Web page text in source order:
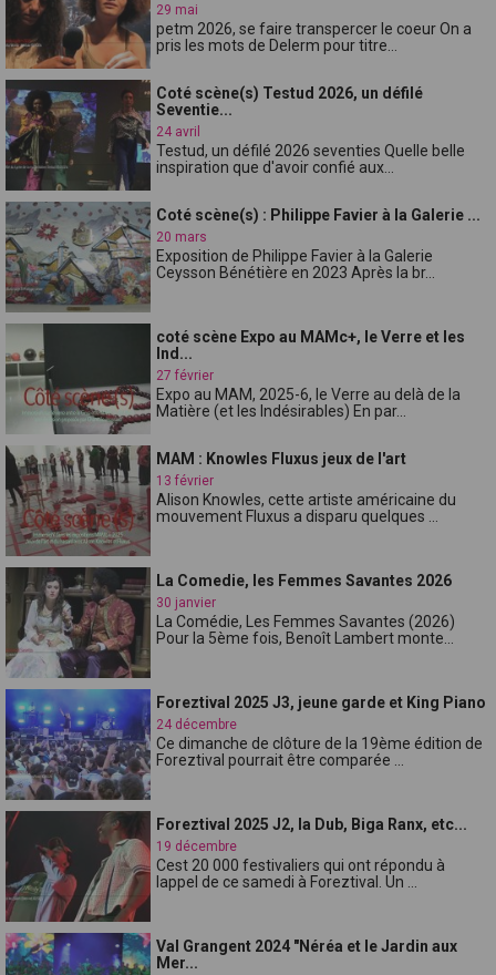
29 mai
petm 2026, se faire transpercer le coeur On a
pris les mots de Delerm pour titre...
Coté scène(s) Testud 2026, un défilé
Seventie...
24 avril
Testud, un défilé 2026 seventies Quelle belle
inspiration que d'avoir confié aux...
Coté scène(s) : Philippe Favier à la Galerie ...
20 mars
Exposition de Philippe Favier à la Galerie
Ceysson Bénétière en 2023 Après la br...
coté scène Expo au MAMc+, le Verre et les
Ind...
27 février
Expo au MAM, 2025-6, le Verre au delà de la
Matière (et les Indésirables) En par...
MAM : Knowles Fluxus jeux de l'art
13 février
Alison Knowles, cette artiste américaine du
mouvement Fluxus a disparu quelques ...
La Comedie, les Femmes Savantes 2026
30 janvier
La Comédie, Les Femmes Savantes (2026)
Pour la 5ème fois, Benoît Lambert monte...
Foreztival 2025 J3, jeune garde et King Piano
24 décembre
Ce dimanche de clôture de la 19ème édition de
Foreztival pourrait être comparée ...
Foreztival 2025 J2, la Dub, Biga Ranx, etc...
19 décembre
Cest 20 000 festivaliers qui ont répondu à
lappel de ce samedi à Foreztival. Un ...
Val Grangent 2024 "Néréa et le Jardin aux
Mer...